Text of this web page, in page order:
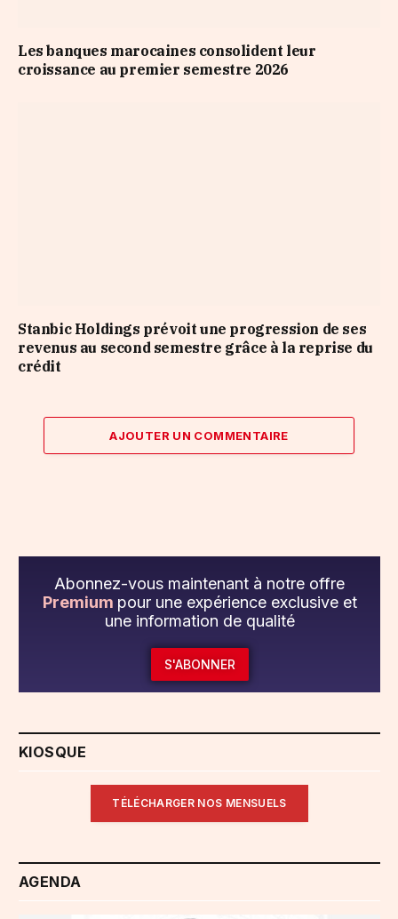
Les banques marocaines consolident leur
croissance au premier semestre 2026
Stanbic Holdings prévoit une progression de ses
revenus au second semestre grâce à la reprise du
crédit
AJOUTER UN COMMENTAIRE
Abonnez-vous maintenant à notre offre
Premium pour une expérience exclusive et
une information de qualité
S'ABONNER
KIOSQUE
TÉLÉCHARGER NOS MENSUELS
AGENDA